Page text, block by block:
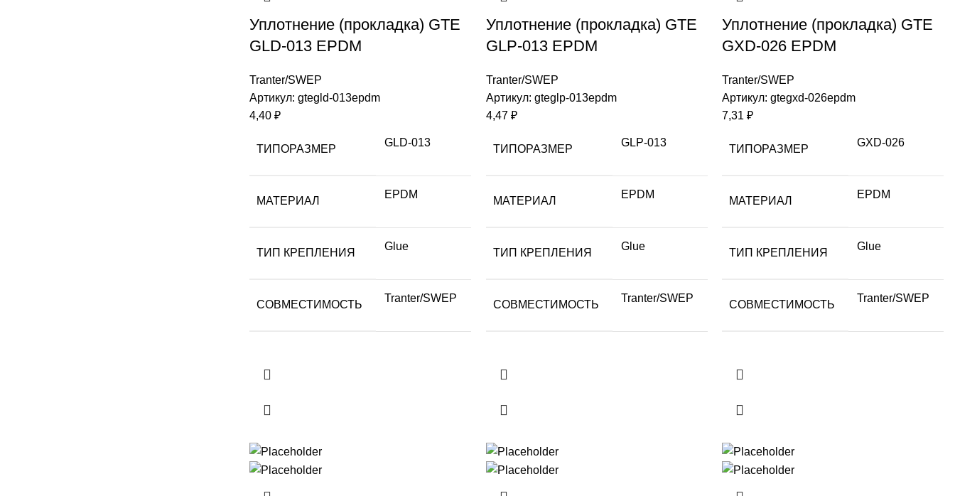
Уплотнение (прокладка) GTE
GLD-013 EPDM
Tranter/SWEP
Артикул: gtegld-013epdm
4,40 ₽
ТИПОРАЗМЕР
GLD-013
МАТЕРИАЛ
EPDM
ТИП КРЕПЛЕНИЯ
Glue
СОВМЕСТИМОСТЬ
Tranter/SWEP
Уплотнение (прокладка) GTE
GLP-013 EPDM
Tranter/SWEP
Артикул: gteglp-013epdm
4,47 ₽
ТИПОРАЗМЕР
GLP-013
МАТЕРИАЛ
EPDM
ТИП КРЕПЛЕНИЯ
Glue
СОВМЕСТИМОСТЬ
Tranter/SWEP
Уплотнение (прокладка) GTE
GXD-026 EPDM
Tranter/SWEP
Артикул:gtegxd-026epdm
7,31₽
ТИПОРАЗМЕР
GXD-026
МАТЕРИАЛ
EPDM
ТИП КРЕПЛЕНИЯ
Glue
СОВМЕСТИМОСТЬ
Tranter/SWEP